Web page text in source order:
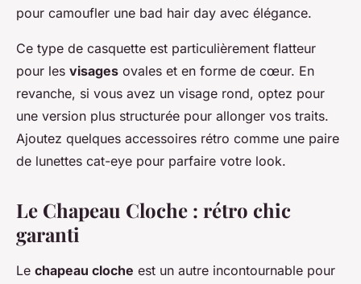
pour camoufler une bad hair day avec élégance.
Ce type de casquette est particulièrement flatteur
pour les visages ovales et en forme de cœur. En
revanche, si vous avez un visage rond, optez pour
une version plus structurée pour allonger vos traits.
Ajoutez quelques accessoires rétro comme une paire
de lunettes cat-eye pour parfaire votre look.
Le Chapeau Cloche : rétro chic
garanti
Le chapeau cloche est un autre incontournable pour